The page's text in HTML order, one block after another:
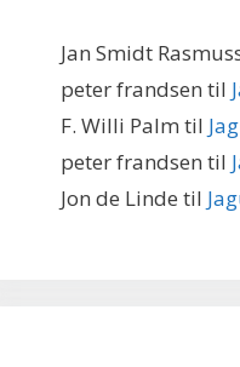
Jan Smidt
peter frandsen til
F. Willi Palm til
peter frandsen til
Jon de Linde til